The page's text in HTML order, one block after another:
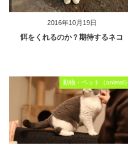
2016年10月19日
餌をくれるのか？期待するネコ
動物・ペット（animal）